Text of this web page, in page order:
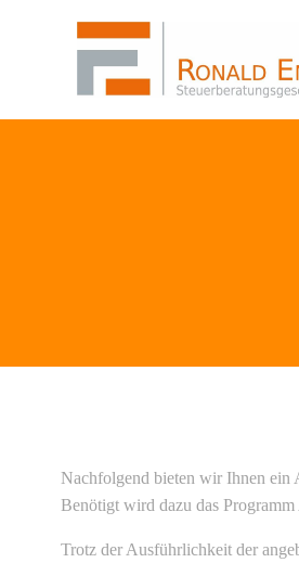
Nachfolgend bieten wir Ihnen ein
Benötigt wird dazu das
Trotz der Ausführlichkeit der